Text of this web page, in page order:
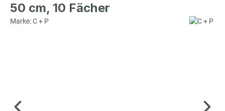
50 cm, 10 Fächer
Marke: C + P